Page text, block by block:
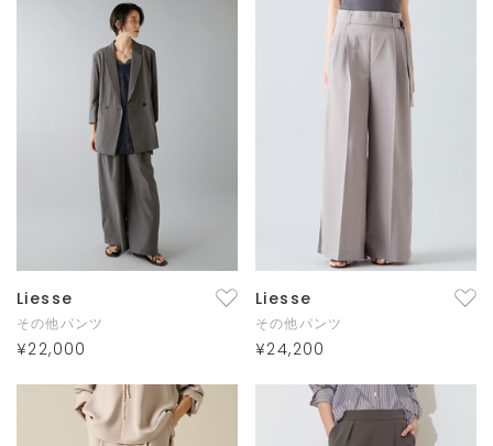
Liesse
その他パンツ
¥22,000
Liesse
その他パンツ
¥24,200